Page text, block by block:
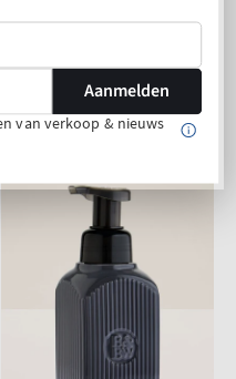
voor 24 €
IN WINKELWAGEN
Aanmelden
van verkoop & nieuws